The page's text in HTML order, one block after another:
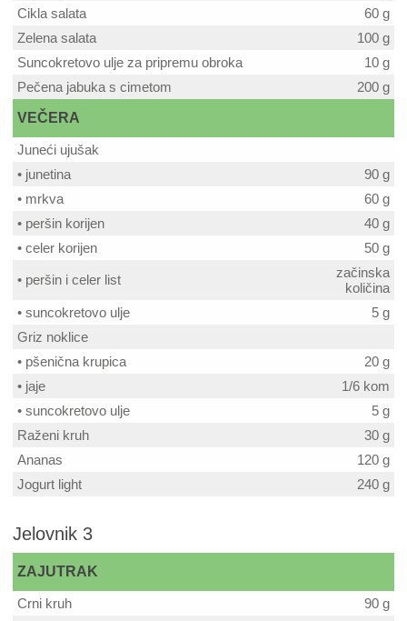
Cikla salata
60 g
Zelena salata
100 g
Suncokretovo ulje za pripremu obroka
10 g
Pečena jabuka s cimetom
200 g
VEČERA
Juneći ujušak
• junetina
90 g
• mrkva
60 g
• peršin korijen
40 g
• celer korijen
50 g
• peršin i celer list
začinska
količina
• suncokretovo ulje
5 g
Griz noklice
• pšenična krupica
20 g
• jaje
1/6 kom
• suncokretovo ulje
5 g
Raženi kruh
30 g
Ananas
120 g
Jogurt light
240 g
Jelovnik 3
ZAJUTRAK
Crni kruh
90 g